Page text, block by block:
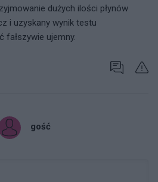
dużych ilości płynów
i uzyskany wynik testu
fałszywie ujemny.
gość